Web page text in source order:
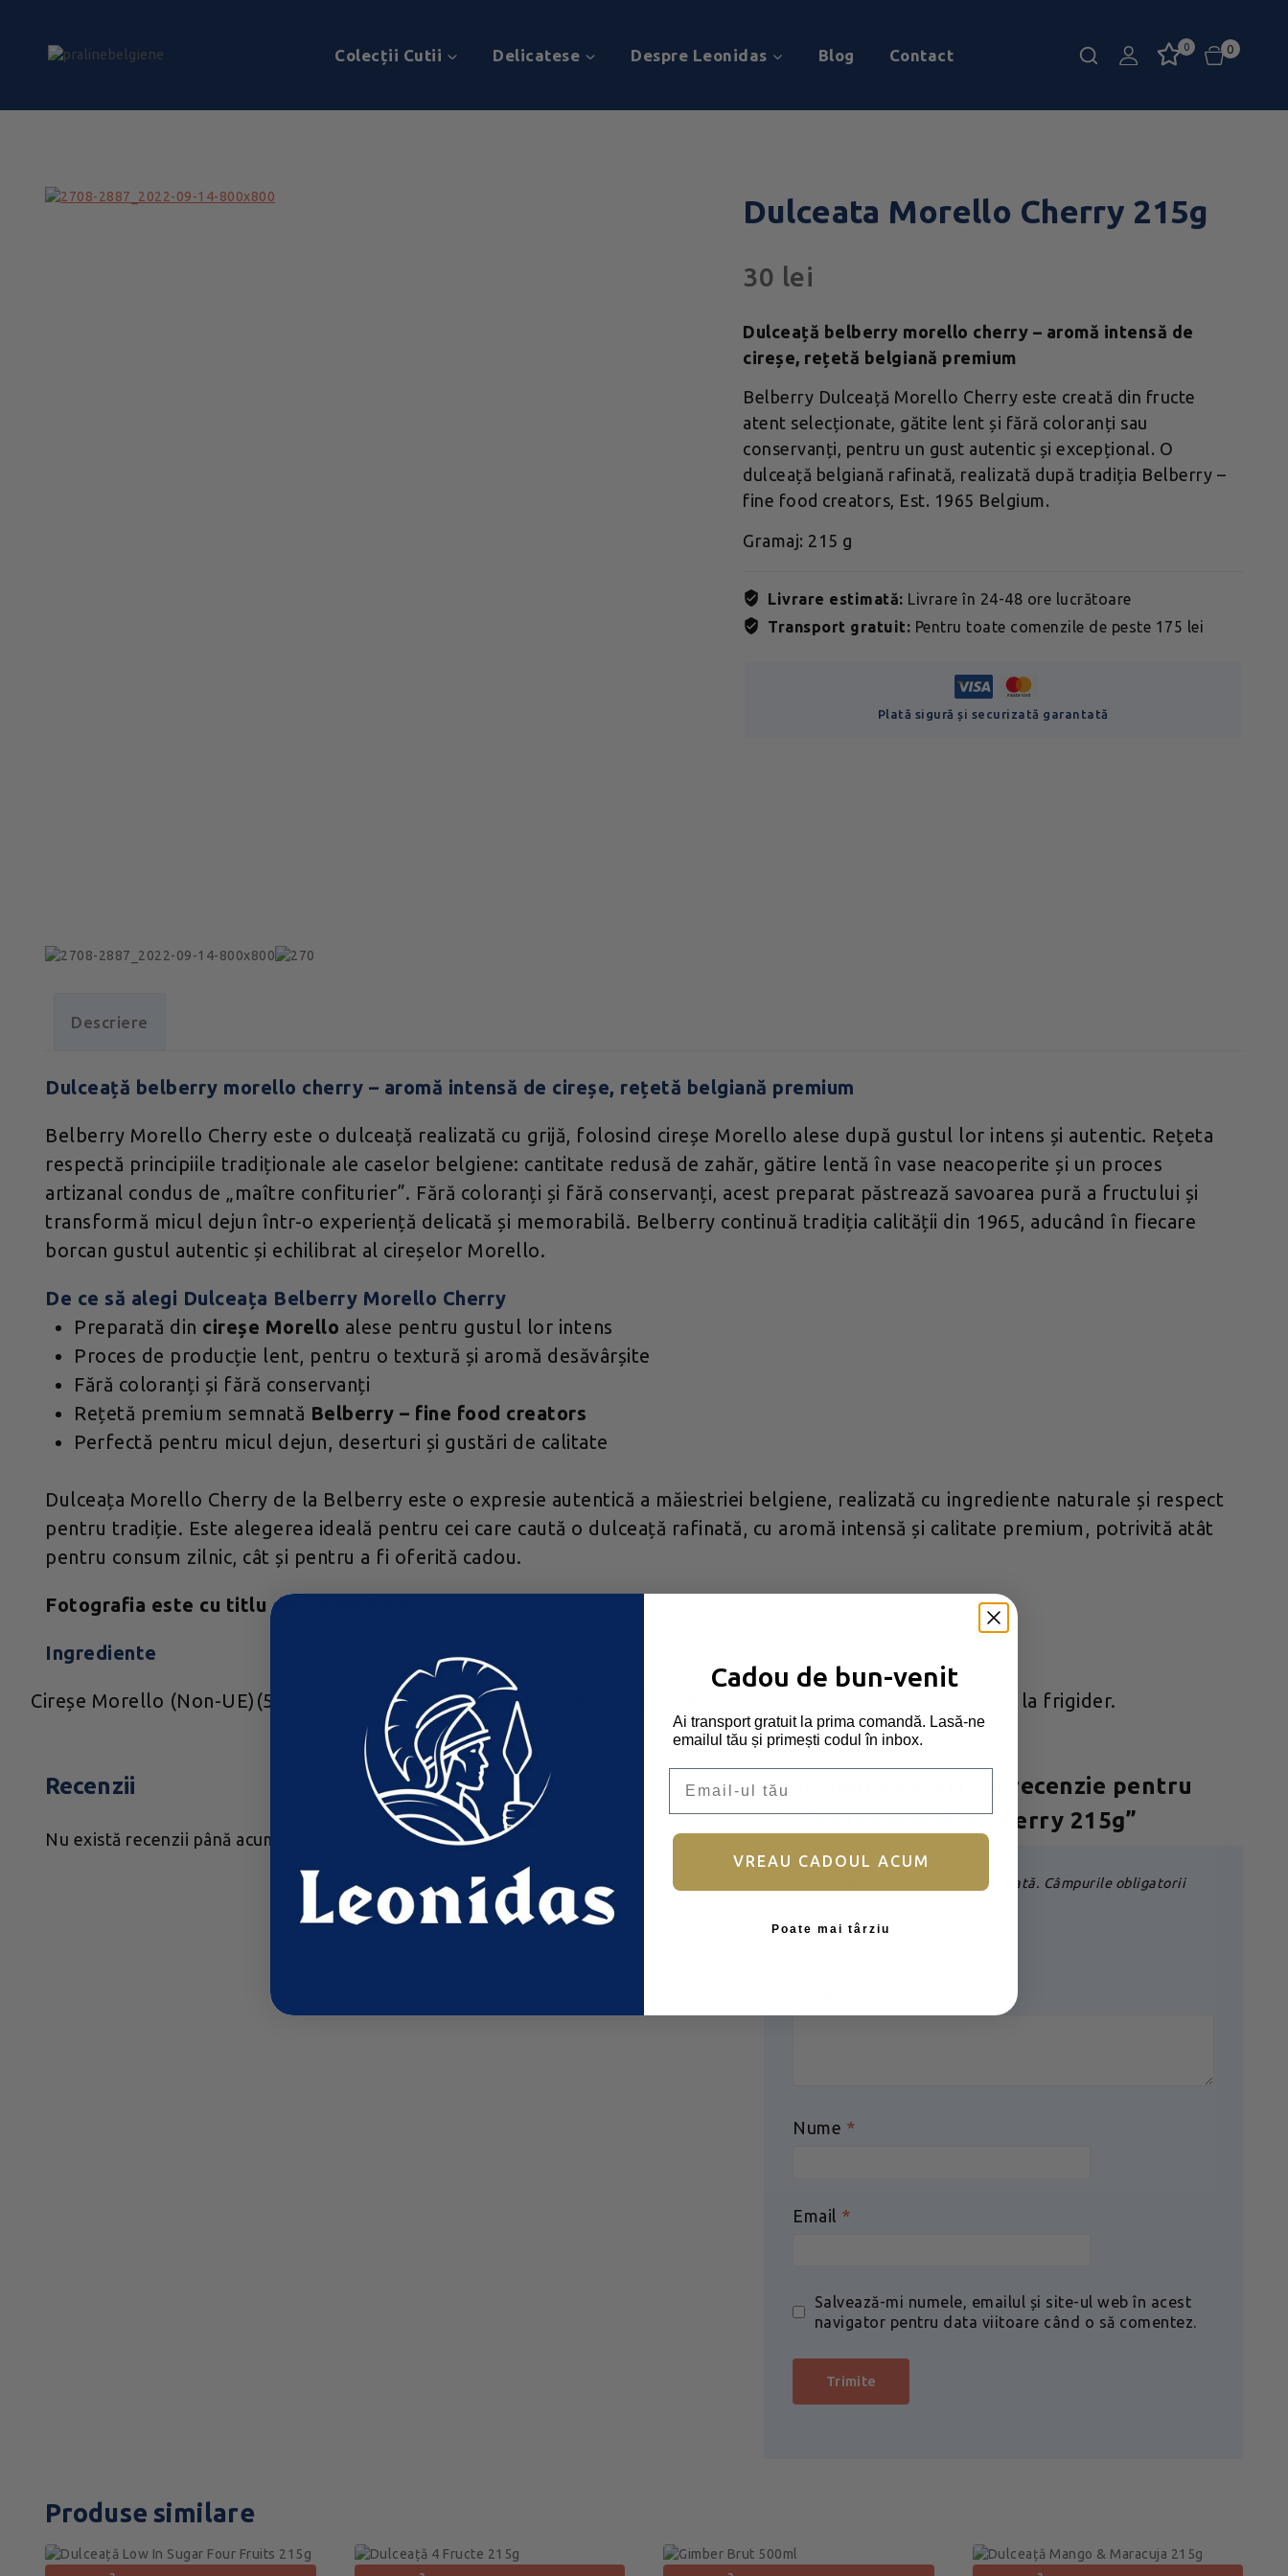
Colecții Cutii Delicatese Despre Leonidas Blog Contact 0 0
Dulceata Morello Cherry 215g
30 lei
Dulceață belberry morello cherry – aromă intensă de
cireșe, rețetă belgiană premium
Belberry Dulceață Morello Cherry este creată din fructe
atent selecționate, gătite lent și fără coloranți sau
conservanți, pentru un gust autentic și excepțional. O
dulceață belgiană rafinată, realizată după tradiția Belberry –
fine food creators, Est. 1965 Belgium.
Gramaj: 215 g
Livrare estimată: Livrare în 24-48 ore lucrătoare
Transport gratuit: Pentru toate comenzile de peste 175 lei
Plată sigură și securizată garantată
Descriere
Dulceață belberry morello cherry – aromă intensă de cireșe, rețetă belgiană premium
Belberry Morello Cherry este o dulceață realizată cu grijă, folosind cireșe Morello alese după gustul lor intens și autentic. Rețeta
respectă principiile tradiționale ale caselor belgiene: cantitate redusă de zahăr, gătire lentă în vase neacoperite și un proces
artizanal condus de „maître confiturier”. Fără coloranți și fără conservanți, acest preparat păstrează savoarea pură a fructului și
transformă micul dejun într-o experiență delicată și memorabilă. Belberry continuă tradiția calității din 1965, aducând în fiecare
borcan gustul autentic și echilibrat al cireșelor Morello.
De ce să alegi Dulceața Belberry Morello Cherry
Preparată din cireșe Morello alese pentru gustul lor intens
Proces de producție lent, pentru o textură și aromă desăvârșite
Fără coloranți și fără conservanți
Rețetă premium semnată Belberry – fine food creators
Perfectă pentru micul dejun, deserturi și gustări de calitate
Dulceața Morello Cherry de la Belberry este o expresie autentică a măiestriei belgiene, realizată cu ingrediente naturale și respect
pentru tradiție. Este alegerea ideală pentru cei care caută o dulceață rafinată, cu aromă intensă și calitate premium, potrivită atât
pentru consum zilnic, cât și pentru a fi oferită cadou.
Fotografia este cu titlu de prezentare.
Ingrediente
Cireșe Morello (Non-UE)(54%), zahăr, agent de îngroșare: pectină și suc de lămâie. După deschidere, păstrați la frigider.
Recenzii
Nu există recenzii până acum.
Fii primul care scrii o recenzie pentru
„Dulceata Morello Cherry 215g”
Adresa ta de email nu va fi publicată. Câmpurile obligatorii
Nume *
Email *
Salvează-mi numele, emailul și site-ul web în acest
navigator pentru data viitoare când o să comentez.
Produse similare
Cadou de bun-venit
Ai transport gratuit la prima comandă. Lasă-ne
emailul tău și primești codul în inbox.
VREAU CADOUL ACUM
Poate mai târziu